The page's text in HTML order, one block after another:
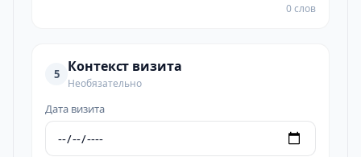
0 слов
5 Контекст визита
Необязательно
Дата визита